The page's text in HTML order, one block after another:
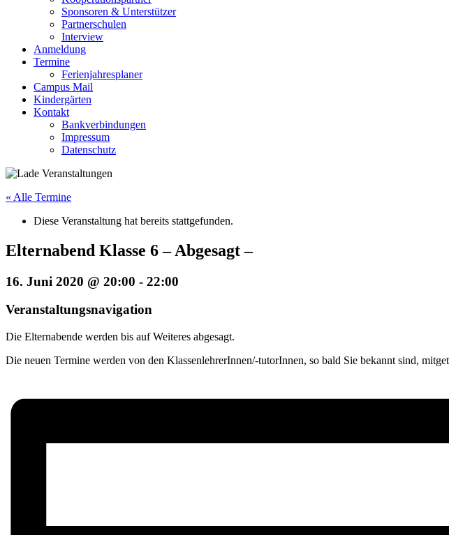
Sponsoren & Unterstützer
Partnerschulen
Interview
Anmeldung
Termine
Ferienjahresplaner
Campus Mail
Kindergärten
Kontakt
Bankverbindungen
Impressum
Datenschutz
« Alle Termine
Diese Veranstaltung hat bereits stattgefunden.
Elternabend Klasse 6 – Abgesagt –
16. Juni 2020 @ 20:00 - 22:00
Veranstaltungsnavigation
Die Elternabende werden bis auf Weiteres abgesagt.
Die neuen Termine werden von den KlassenlehrerInnen/-tutorInnen, so bald Sie bekannt sind,